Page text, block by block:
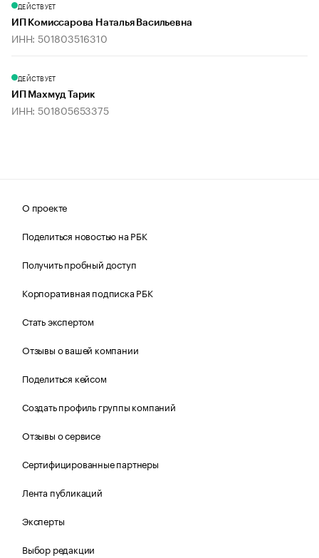
ДЕЙСТВУЕТ
ИП Комиссарова Наталья Васильевна
ИНН: 501803516310
ДЕЙСТВУЕТ
ИП Махмуд Тарик
ИНН: 501805653375
О проекте
Поделиться новостью на РБК
Получить пробный доступ
Корпоративная подписка РБК
Стать экспертом
Отзывы о вашей компании
Поделиться кейсом
Создать профиль группы компаний
Отзывы о сервисе
Сертифицированные партнеры
Лента публикаций
Эксперты
Выбор редакции